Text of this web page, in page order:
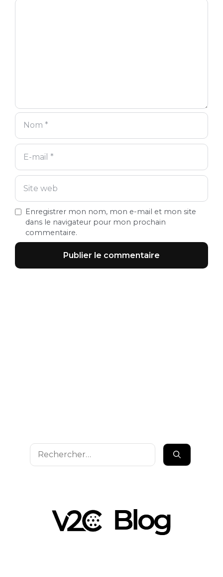
Commentaire
Nom
E-
Site
Enregistrer mon nom, mon e-mail et mon site
dans le navigateur pour mon prochain
commentaire.
Rechercher :